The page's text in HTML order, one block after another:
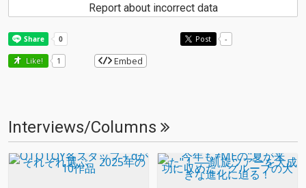
Report about incorrect data
Post -
Like! 1 Embed
Interviews/Columns